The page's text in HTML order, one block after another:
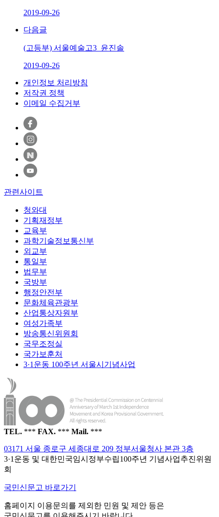
2019-09-26
다음글
(고등부) 서울예술고3_윤진솔
2019-09-26
개인정보 처리방침
저작권 정책
이메일 수집거부
관련사이트
청와대
기획재정부
교육부
과학기술정보통신부
외교부
통일부
법무부
국방부
행정안전부
문화체육관광부
산업통상자원부
여성가족부
방송통신위원회
국무조정실
국가보훈처
3·1운동 100주년 서울시기념사업
TEL. *** FAX. *** Mail. ***
03171 서울 종로구 세종대로 209 정부서울청사 본관 3층
3·1운동 및 대한민국임시정부수립100주년 기념사업추진위원
회
국민신문고 바로가기
홈페이지 이용문의를 제외한 민원 및 제안 등은